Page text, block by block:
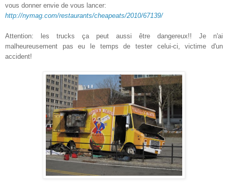
vous donner envie de vous lancer:
http://nymag.com/restaurants/cheapeats/2010/67139/
Attention: les trucks ça peut aussi être dangereux!! Je n'ai
malheureusement pas eu le temps de tester celui-ci, victime d'un
accident!